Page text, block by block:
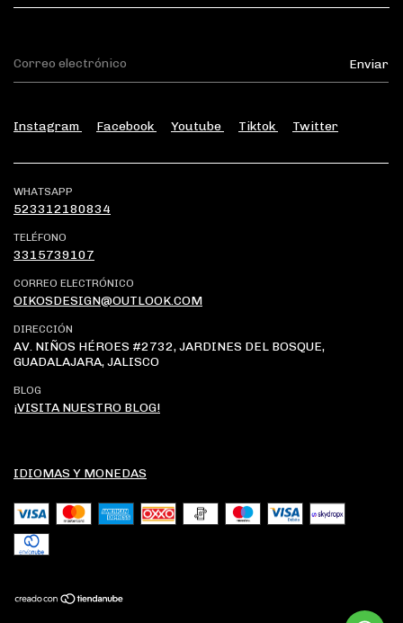
Instagram Facebook Youtube Tiktok Twitter
WHATSAPP
523312180834
TELÉFONO
3315739107
CORREO ELECTRÓNICO
OIKOSDESIGN@OUTLOOK.COM
DIRECCIÓN
AV. NIÑOS HÉROES #2732, JARDINES DEL BOSQUE,
GUADALAJARA, JALISCO
BLOG
¡VISITA NUESTRO BLOG!
IDIOMAS Y MONEDAS